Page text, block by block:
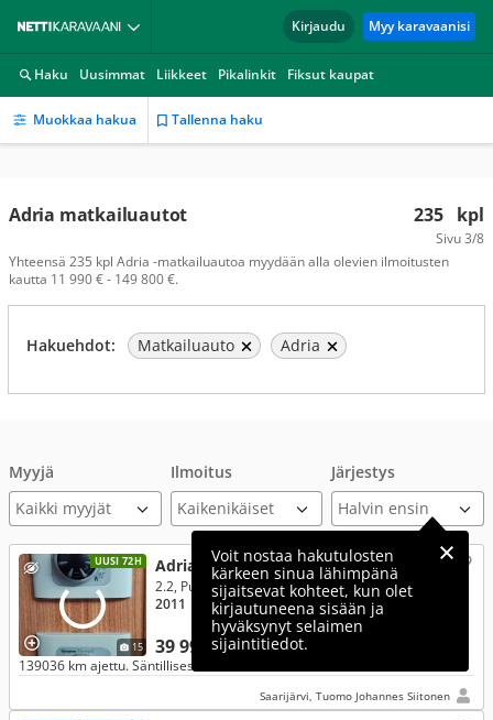
Kirjaudu Myy karavaanisi
Haku Uusimmat Liikkeet Pikalinkit Fiksut kaupat
Muokkaa hakua Tallenna haku
235 kpl
Sivu3/8
Adria matkailuautot
Yhteensä 235 kpl Adria -matkailuautoa myydään alla olevien ilmoitusten
kautta 11 990 € - 149 800 €.
Hakuehdot: Matkailuauto Adria
Myyjä
Kaikki myyjät
Ilmoitus Järjestys
Voit nostaa hakutulosten
kärkeen sinua lähimpänä
sijaitsevat kohteet, kun olet
kirjautuneena sisään ja
hyväksynyt selaimen
sijaintitiedot.
UUSI 72H
15
Adria Matrix, Fiat
39 990 €
2.2, Puoli-integroitu, MATRIX M680SP
2011
● Diesel ● Manuaali ● 139 087 km
139036 km ajettu. Säntillisesti huollettu' sisätiloiltaan erittäin siisti
Saarijärvi, Tuomo Johannes Siitonen